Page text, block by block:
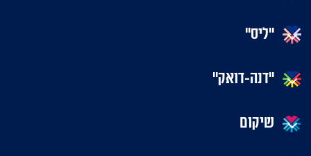
"ליס"
"דנה-דואק"
שיקום